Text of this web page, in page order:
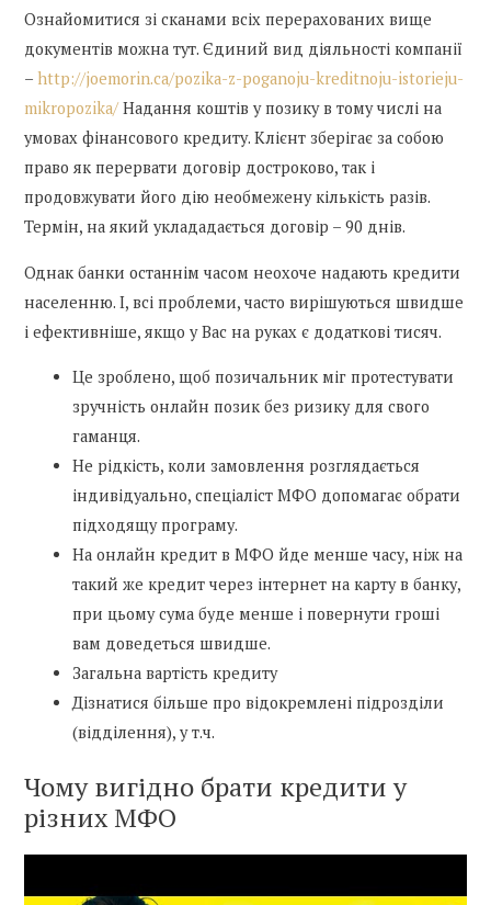
Ознайомитися зі сканами всіх перерахованих вище
документів можна тут. Єдиний вид діяльності компанії
–http://joemorin.ca/pozika-z-poganoju-kreditnoju-istorieju-
mikropozika/Надання коштів у позику в тому числі на
умовах фінансового кредиту. Клієнт зберігає за собою
право як перервати договір достроково, так і
продовжувати його дію необмежену кількість разів.
Термін, на який уклададається договір – 90 днів.
Однак банки останнім часом неохоче надають кредити
населенню. І, всі проблеми, часто вирішуються швидше
і ефективніше, якщо у Вас на руках є додаткові тисяч.
Це зроблено, щоб позичальник міг протестувати
зручність онлайн позик без ризику для свого
гаманця.
Не рідкість, коли замовлення розглядається
індивідуально, спеціаліст МФО допомагає обрати
підходящу програму.
На онлайн кредит в МФО йде менше часу, ніж на
такий же кредит через інтернет на карту в банку,
при цьому сума буде менше і повернути гроші
вам доведеться швидше.
Загальна вартість кредиту
Дізнатися більше про відокремлені підрозділи
(відділення), у т.ч.
Чому вигідно брати кредити у
різних МФО